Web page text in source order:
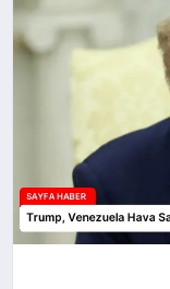
SAĞLIK
YAŞAM